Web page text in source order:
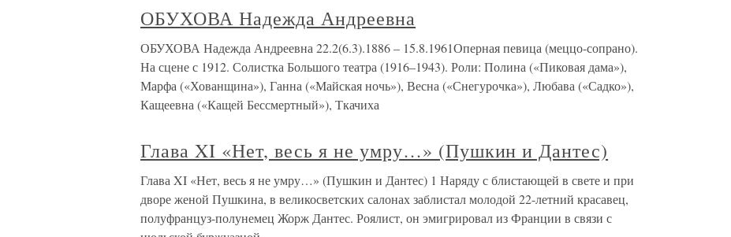
ОБУХОВА Надежда Андреевна
ОБУХОВА Надежда Андреевна 22.2(6.3).1886 – 15.8.1961Оперная певица (меццо-сопрано).
На сцене с 1912. Солистка Большого театра (1916–1943). Роли: Полина («Пиковая дама»),
Марфа («Хованщина»), Ганна («Майская ночь»), Весна («Снегурочка»), Любава («Садко»),
Кащеевна («Кащей Бессмертный»), Ткачиха
Глава XI «Нет, весь я не умру…» (Пушкин и Дантес)
Глава XI «Нет, весь я не умру…» (Пушкин и Дантес) 1 Наряду с блистающей в свете и при
дворе женой Пушкина, в великосветских салонах заблистал молодой 22-летний красавец,
полуфранцуз-полунемец Жорж Дантес. Роялист, он эмигрировал из Франции в связи с